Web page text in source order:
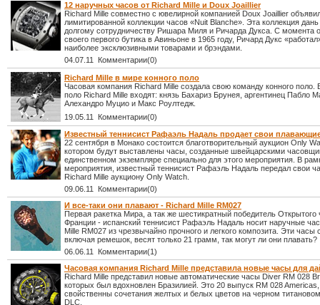
12 наручных часов от Richard Mille и Doux Joaillier
Richard Mille совместно с ювелирной компанией Doux Joaillier
лимитированной коллекции часов «Nuit Blanche». Эта коллекция
долгому сотрудничеству Ришара Миля и Ричарда Дукса. С момента
своего первого бутика в Авиньоне в 1965 году, Ричард Дукс
наиболее эксклюзивными товарами и брэндами.
04.07.11 Комментарии(0)
Richard Mille в мире конного поло
Часовая компания Richard Mille создала свою команду конного поло.
поло Richard Mille входят: князь Бахариз Брунея, аргентинец Пабло
Алехандро Муцио и Макс Роултедж.
19.05.11 Комментарии(0)
Известный теннисист Рафаэль Надаль продает свои
22 сентября в Монако состоится благотворительный аукцион Only
котором будут выставлены часы, созданные швейцарскими
единственном экземпляре специально для этого мероприятия. В
мероприятия, известный теннисист Рафаэль Надаль передал свои
Richard Mille аукциону Only Watch.
09.06.11 Комментарии(0)
И все-таки они плавают - Richard Mille RM027
Первая ракетка Мира, а так же шестикратный победитель Открытого
Франции - испанский теннисист Рафаэль Надаль носит наручные
Mille RM027 из чрезвычайно прочного и легкого композита. Эти часы
включая ремешок, весят только 21 грамм, так могут ли они плавать?
06.06.11 Комментарии(1)
Часовая компания Richard Mille представила новые часы для
Richard Mille представил новые автоматические часы Diver RM 028
которых был вдохновлен Бразилией. Это 20 выпуск RM 028 Americas,
свойственны сочетания желтых и белых цветов на черном
DLC.